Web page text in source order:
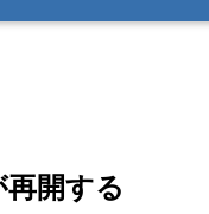
開する